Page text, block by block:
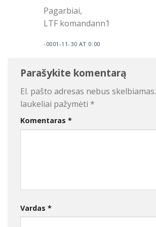
Pagarbiai,
LTF komandann1
-0001-11-30 AT 0:00
Parašykite komentarą
El. pašto adresas nebus skelbiamas.
laukeliai pažymėti *
Komentaras *
Vardas *